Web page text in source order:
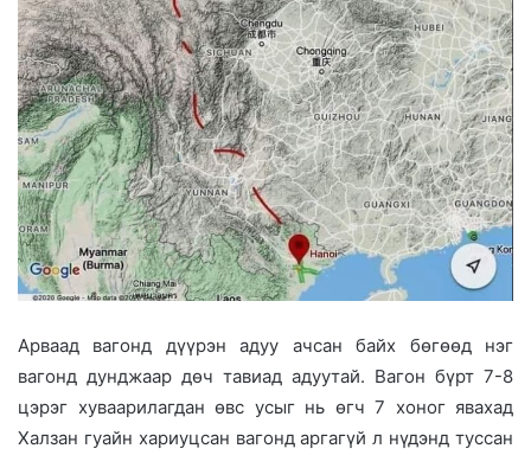
Арваад вагонд дүүрэн адуу ачсан байх бөгөөд нэг
вагонд дунджаар дөч тавиад адуутай. Вагон бүрт 7-8
цэрэг хуваарилагдан өвс усыг нь өгч 7 хоног явахад
Халзан гуайн хариуцсан вагонд аргагүй л нүдэнд туссан